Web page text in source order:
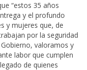
“estos 35 años
y el profundo
y mujeres que, de
por la seguridad
valoramos y
labor que cumplen
de quienes